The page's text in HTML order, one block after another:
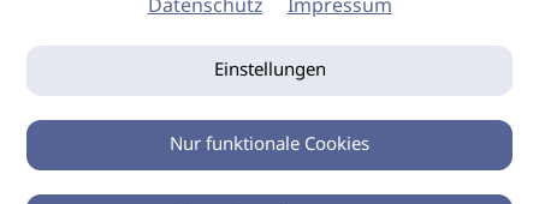
Datenschutz Impressum
Einstellungen
Nur funktionale Cookies